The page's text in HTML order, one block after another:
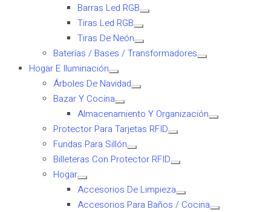
Barras Led RGB
Tiras Led RGB
Tiras De Neón
Baterías / Bases / Transformadores
Hogar E Iluminación
Árboles De Navidad
Bazar Y Cocina
Almacenamiento Y Organización
Protector Para Tarjetas RFID
Fundas Para Sillón
Billeteras Con Protector RFID
Hogar
Accesorios De Limpieza
Accesorios Para Baños / Cocina